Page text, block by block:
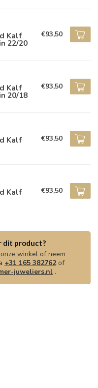
Kalf
22/20
€93,50
Kalf
20/18
€93,50
Kalf €93,50
Kalf €93,50
dit product?
winkel of neem
+31 165 382762of
juweliers.nl .